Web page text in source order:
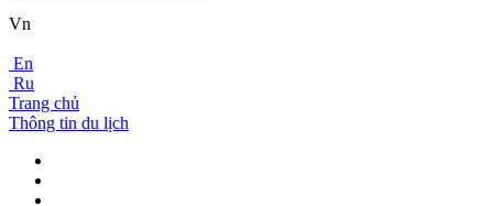
Vn
En
Ru
Trang chủ
Thông tin du lịch